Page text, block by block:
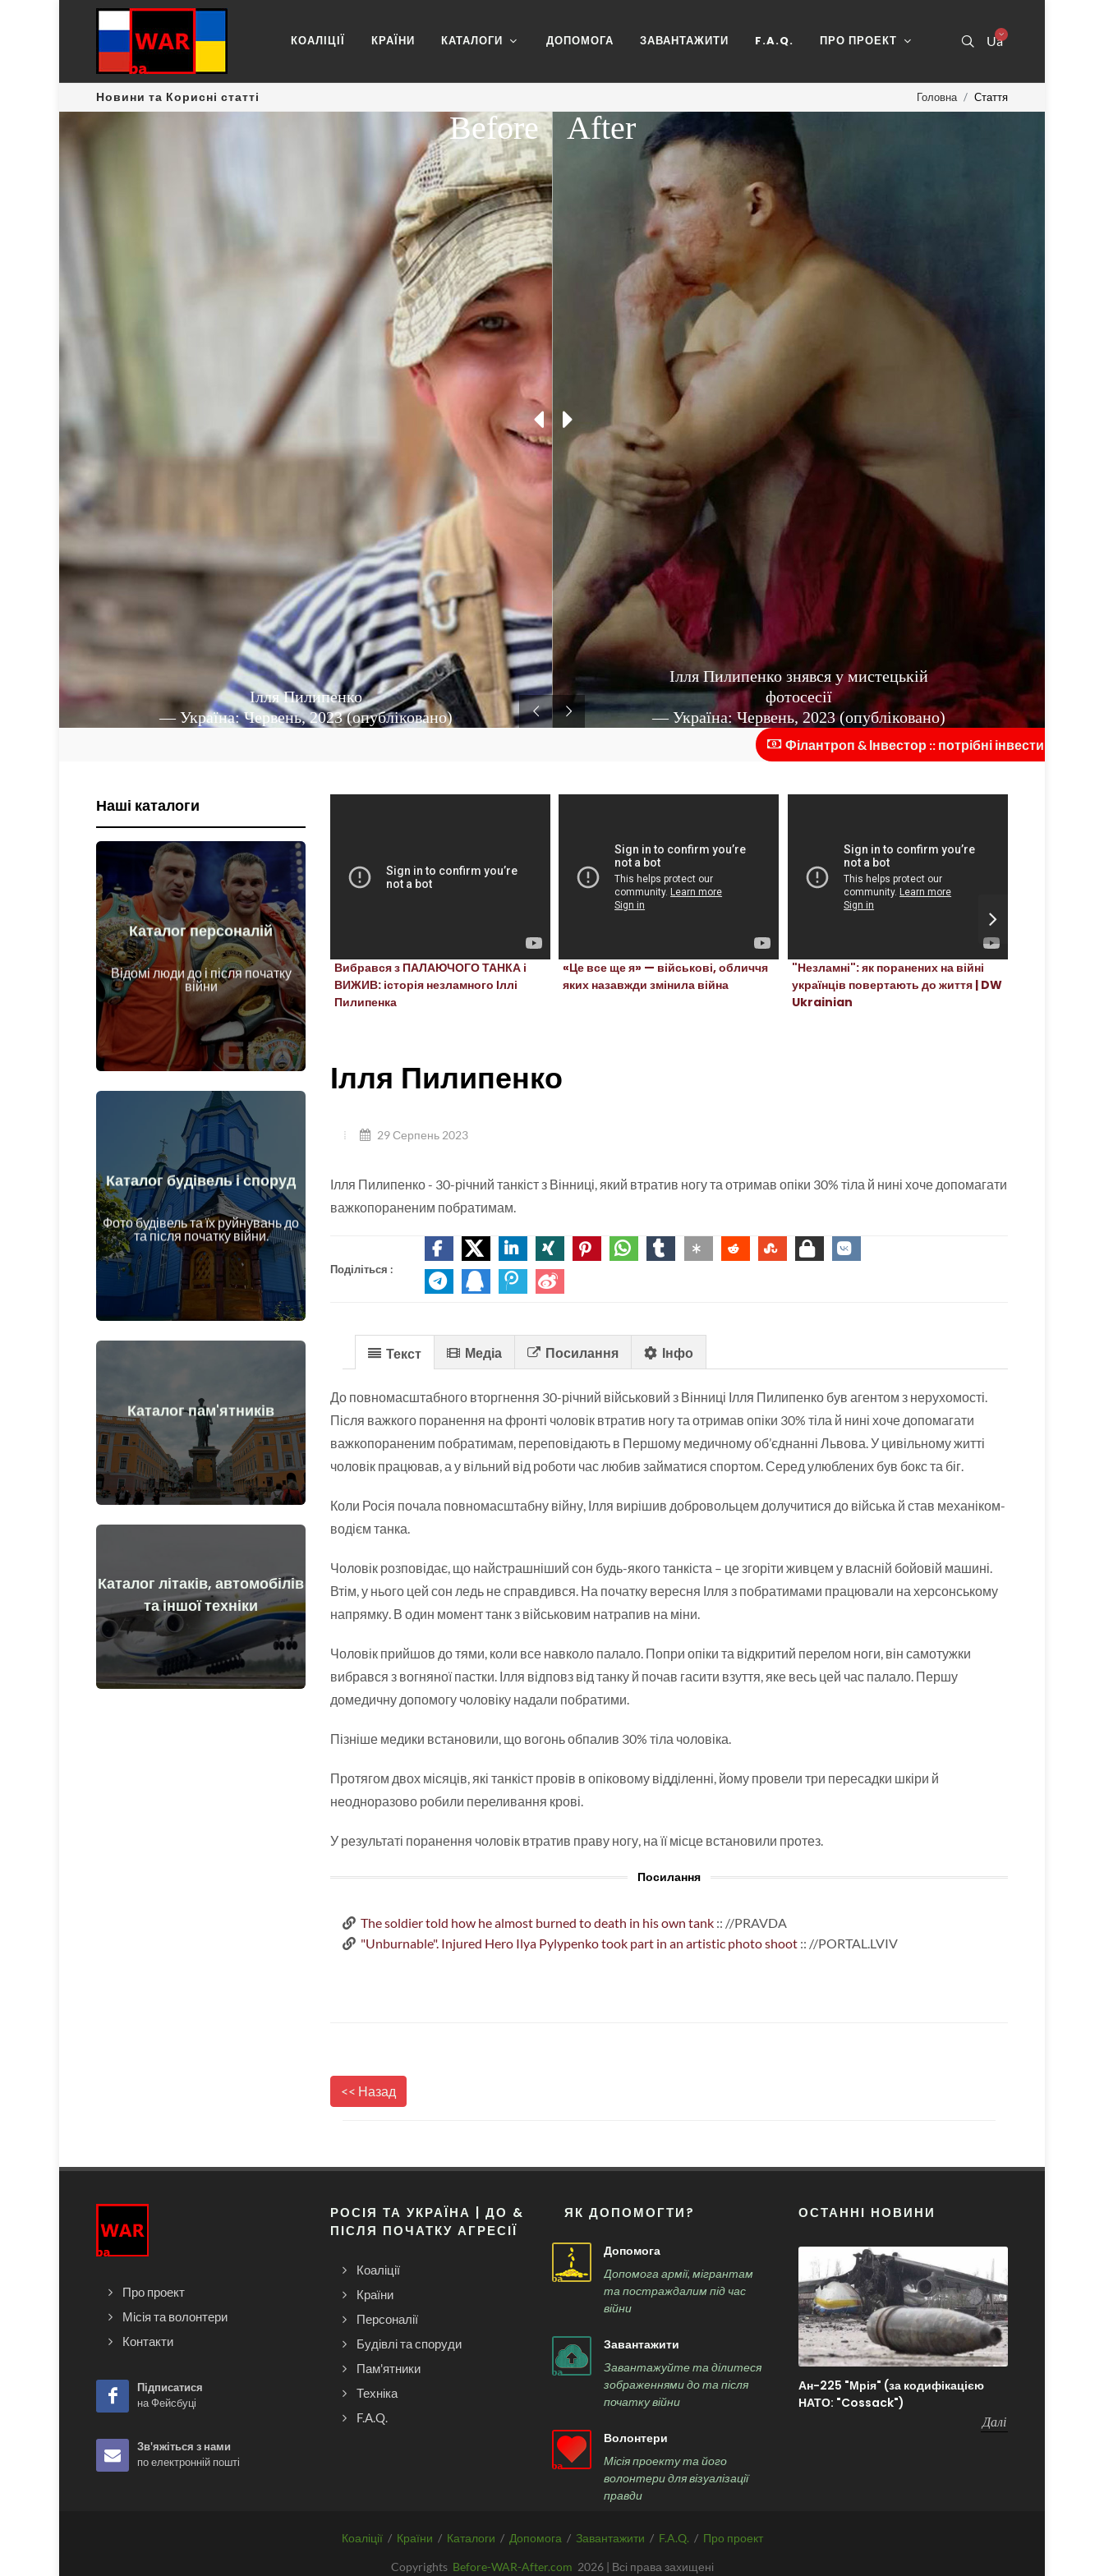
Ua
КОАЛІЦІЇ КРАЇНИ КАТАЛОГИ ДОПОМОГА ЗАВАНТАЖИТИ F.A.Q. ПРО ПРОЕКТ
Новини та Корисні статті Головна Стаття
Ілля Пилипенко знявся у мистецькій
фотосесії
— Україна: Червень, 2023 (опубліковано)
After
Ілля Пилипенко
— Україна: Червень, 2023 (опубліковано)
Before
Філантроп & Інвестор :: потрібні інвестиції для
Наші каталоги
Каталог персоналій
Відомі люди до і після початку
війни
Особи до і після початку війни
Докладніше
Каталог будівель і споруд
Фото будівель та їх руйнувань до
та після початку війни.
Будинки, споруди, конструкції,
об'єкти до та після початку війни
Докладніше
Каталог пам'ятників
Пам'ятники, витвори мистецтва до
та після початку війни
Докладніше
Каталог літаків, автомобілів
та іншої техніки
Літаки, машини, технічні засоби до
та після початку війни
Докладніше
Вибрався з ПАЛАЮЧОГО ТАНКА і
ВИЖИВ: історія незламного Іллі
Пилипенка
«Це все ще я» — військові, обличчя
яких назавжди змінила війна
"Незламні": як поранених на війні
українців повертають до життя | DW
Ukrainian
Ілля Пилипенко
29 Серпень 2023
Ілля Пилипенко - 30-річний танкіст з Вінниці, який втратив ногу та отримав опіки 30% тіла й нині хоче допомагати
важкопораненим побратимам.
Поділіться :
Текст Медіа Посилання Інфо
До повномасштабного вторгнення 30-річний військовий з Вінниці Ілля Пилипенко був агентом з нерухомості.
Після важкого поранення на фронті чоловік втратив ногу та отримав опіки 30% тіла й нині хоче допомагати
важкопораненим побратимам, переповідають в Першому медичному об’єднанні Львова. У цивільному житті
чоловік працював, а у вільний від роботи час любив займатися спортом. Серед улюблених був бокс та біг.
Коли Росія почала повномасштабну війну, Ілля вирішив добровольцем долучитися до війська й став механіком-
водієм танка.
Чоловік розповідає, що найстрашніший сон будь-якого танкіста – це згоріти живцем у власній бойовій машині.
Втім, у нього цей сон ледь не справдився. На початку вересня Ілля з побратимами працювали на херсонському
напрямку. В один момент танк з військовим натрапив на міни.
Чоловік прийшов до тями, коли все навколо палало. Попри опіки та відкритий перелом ноги, він самотужки
вибрався з вогняної пастки. Ілля відповз від танку й почав гасити взуття, яке весь цей час палало. Першу
домедичну допомогу чоловіку надали побратими.
Пізніше медики встановили, що вогонь обпалив 30% тіла чоловіка.
Протягом двох місяців, які танкіст провів в опіковому відділенні, йому провели три пересадки шкіри й
неодноразово робили переливання крові.
У результаті поранення чоловік втратив праву ногу, на її місце встановили протез.
Посилання
The soldier told how he almost burned to death in his own tank :: //PRAVDA
"Unburnable". Injured Hero Ilya Pylypenko took part in an artistic photo shoot :: //PORTAL.LVIV
<< Назад
Про проект
Місія та волонтери
Контакти
Підписатися
на Фейсбуці
Зв'яжіться з нами
по електронній пошті
РОСІЯ ТА УКРАЇНА | ДО &
ПІСЛЯ ПОЧАТКУ АГРЕСІЇ
Коаліції
Країни
Персоналії
Будівлі та споруди
Пам'ятники
Техніка
F.A.Q.
ЯК ДОПОМОГТИ?
Допомога
Допомога армії, мігрантам
та постраждалим під час
війни
Завантажити
Завантажуйте та ділитеся
зображеннями до та після
початку війни
Волонтери
Місія проекту та його
волонтери для візуалізації
правди
ОСТАННІ НОВИНИ
Ан-225 "Мрія" (за кодифікацією
НАТО: "Cossack")
Далі
Коаліції / Країни / Каталоги / Допомога / Завантажити / F.A.Q. / Про проект
Copyrights Before-WAR-After.com 2026 | Всі права захищені